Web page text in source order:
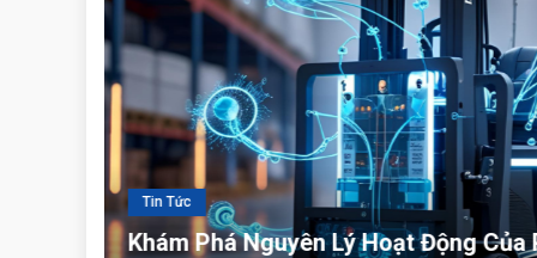
Tin Tức Khám Phá Nguyên Lý Hoạt
Tin Tức
Khám Phá Nguyên Lý Hoạt Động